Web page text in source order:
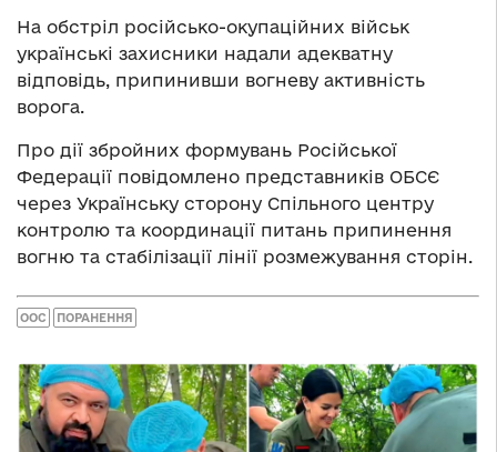
На обстріл російсько-окупаційних військ
українські захисники надали адекватну
відповідь, припинивши вогневу активність
ворога.
Про дії збройних формувань Російської
Федерації повідомлено представників ОБСЄ
через Українську сторону Спільного центру
контролю та координації питань припинення
вогню та стабілізації лінії розмежування сторін.
ООС ПОРАНЕННЯ